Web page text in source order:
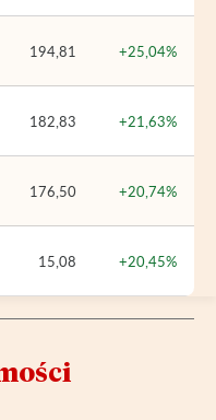
194,81 +25,04%
182,83 +21,63%
176,50 +20,74%
15,08 +20,45%